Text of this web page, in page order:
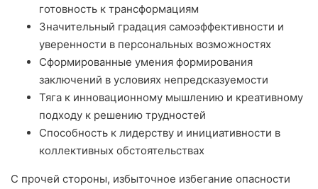
готовность к трансформациям
Значительный градация самоэффективности и
уверенности в персональных возможностях
Сформированные умения формирования
заключений в условиях непредсказуемости
Тяга к инновационному мышлению и креативному
подходу к решению трудностей
Способность к лидерству и инициативности в
коллективных обстоятельствах
С прочей стороны, избыточное избегание опасности